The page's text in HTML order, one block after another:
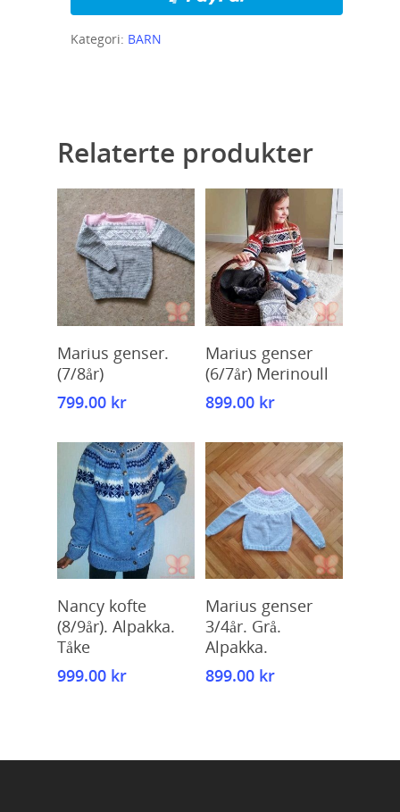
Kategori: BARN
Relaterte produkter
Marius genser.
(7/8år)
799.00 kr
Marius genser
(6/7år) Merinoull
899.00 kr
Kjøp
Nancy kofte
(8/9år). Alpakka.
Tåke
999.00 kr
Marius genser
3/4år. Grå.
Alpakka.
899.00 kr